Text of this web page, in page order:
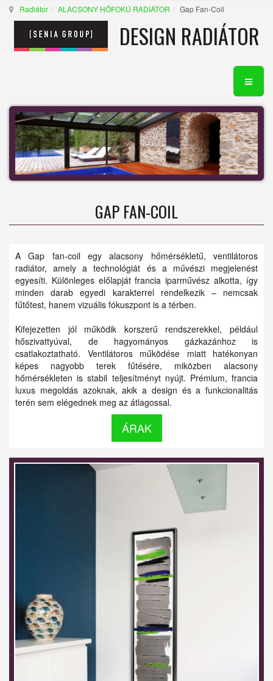
Radiátor ALACSONY HŐFOKÚ RADIÁTOR Gap Fan-Coil
DESIGN RADIÁTOR
GAP FAN-COIL
A Gap fan-coil egy alacsony hőmérsékletű, ventilátoros
radiátor, amely a technológiát és a művészi megjelenést
egyesíti. Különleges előlapját francia iparművész alkotta, így
minden darab egyedi karakterrel rendelkezik – nemcsak
fűtőtest, hanem vizuális fókuszpont is a térben.
Kifejezetten jól működik korszerű rendszerekkel, például
hőszivattyúval, de hagyományos gázkazánhoz is
csatlakoztatható. Ventilátoros működése miatt hatékonyan
képes nagyobb terek fűtésére, miközben alacsony
hőmérsékleten is stabil teljesítményt nyújt. Prémium, francia
luxus megoldás azoknak, akik a design és a funkcionalitás
terén sem elégednek meg az átlagossal.
ÁRAK